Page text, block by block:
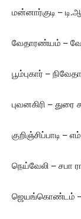
மன்னார்குடி –
வேதாரண்யம் –
பூம்புகார் –
புவனகிரி –
குறிஞ்சிப்பாடி
நெய்வேலி – சபா
ஜெயங்கொண்டம்